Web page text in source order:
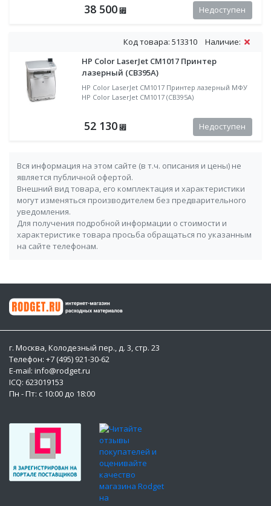
38 500 ⃏ Недоступен
Код товара: 513310
Наличие:
HP Color LaserJet CM1017 Принтер
лазерный (CB395A)
HP Color LaserJet CM1017 Принтер лазерный МФУ
HP Color LaserJet CM1017 (CB395A)
52 130 ⃏ Недоступен
Вся информация на этом сайте (в т.ч. описания и цены) не
является публичной офертой.
Внешний вид товара, его комплектация и характеристики
могут изменяться производителем без предварительного
уведомления.
Для получения подробной информации о стоимости и
характеристике товара просьба обращаться по указанным
на сайте телефонам.
г. Москва, Колодезный пер., д. 3, стр. 23
Телефон: +7 (495) 921-30-62
E-mail: info@rodget.ru
ICQ: 623019153
Пн - Пт: с 10:00 до 18:00